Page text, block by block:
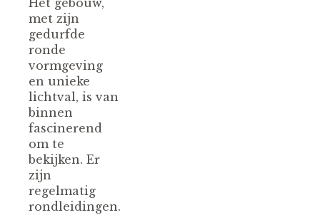
Het gebouw,
met zijn
gedurfde
ronde
vormgeving
en unieke
lichtval, is van
binnen
fascinerend
om te
bekijken. Er
zijn
regelmatig
rondleidingen.